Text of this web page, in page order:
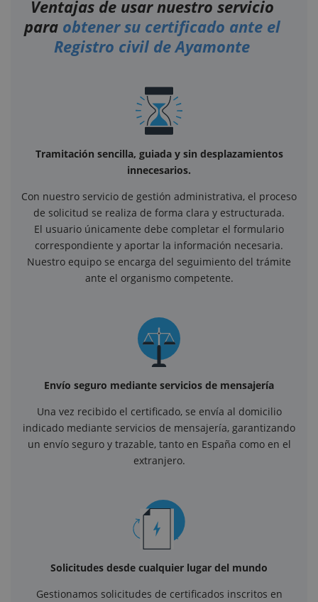
Ventajas de usar nuestro servicio
para obtener su certificado ante el
Registro civil de Ayamonte
Tramitación sencilla, guiada y sin desplazamientos
innecesarios.
Con nuestro servicio de gestión administrativa, el proceso
de solicitud se realiza de forma clara y estructurada.
El usuario únicamente debe completar el formulario
correspondiente y aportar la información necesaria.
Nuestro equipo se encarga del seguimiento del trámite
ante el organismo competente.
Envío seguro mediante servicios de mensajería
Una vez recibido el certificado, se envía al domicilio
indicado mediante servicios de mensajería, garantizando
un envío seguro y trazable, tanto en España como en el
extranjero.
Solicitudes desde cualquier lugar del mundo
Gestionamos solicitudes de certificados inscritos en